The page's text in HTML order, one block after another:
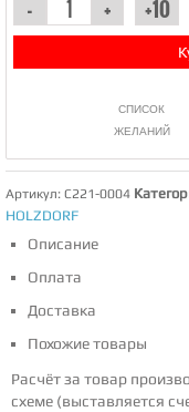
СПИСОК
ЖЕЛАНИЙ
Артикул: C221-0004
HOLZDORF
Описание
Оплата
Доставка
Похожие товары
Расчёт за товар
схеме (выставляется